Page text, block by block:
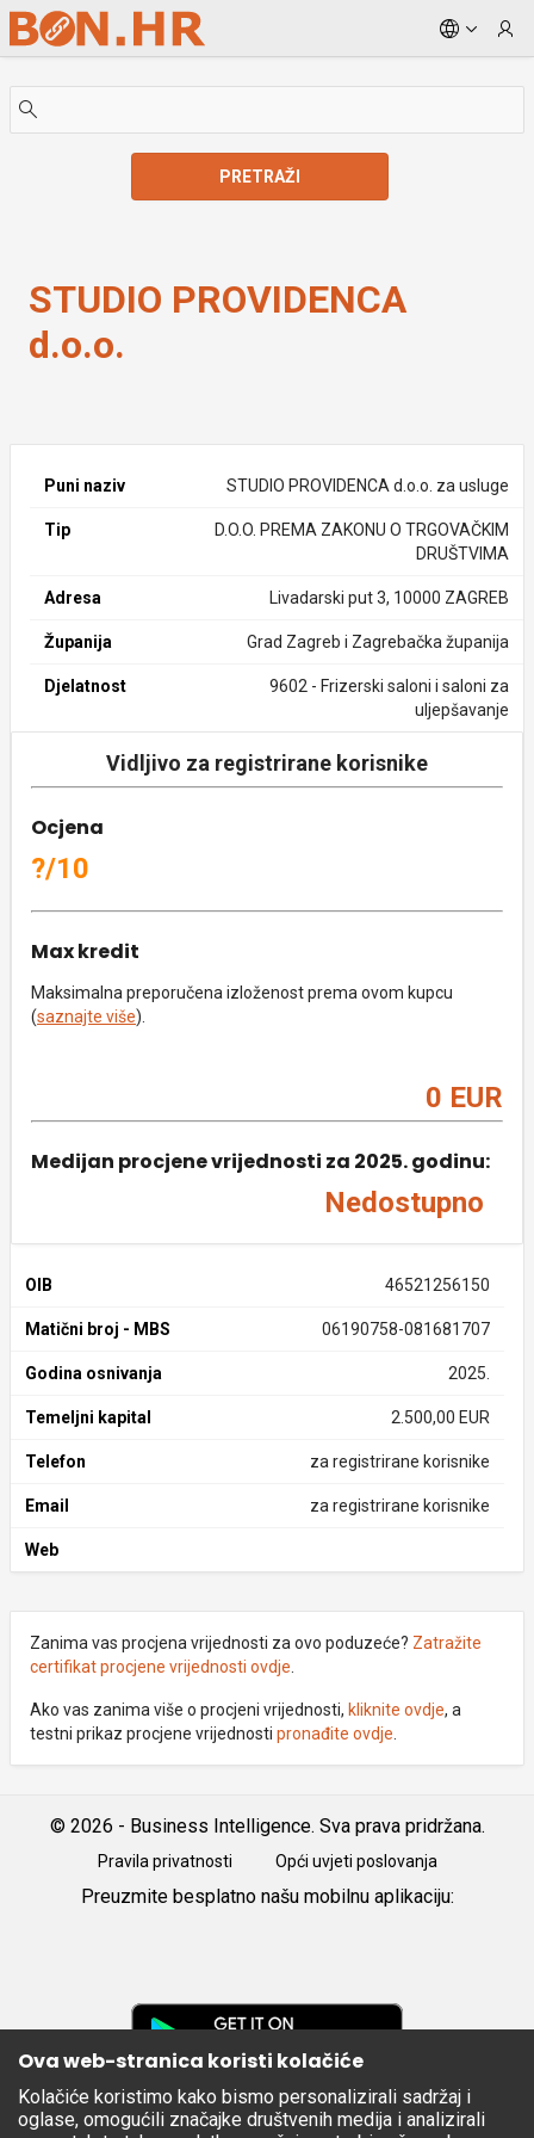
Skip to Main Content
PRETRAŽI
STUDIO PROVIDENCA
d.o.o.
Puni naziv STUDIO PROVIDENCA d.o.o. za usluge
Tip
D.O.O. PREMA ZAKONU O TRGOVAČKIM
DRUŠTVIMA
Adresa Livadarski put 3, 10000 ZAGREB
Županija Grad Zagreb i Zagrebačka županija
Djelatnost
9602 - Frizerski saloni i saloni za
uljepšavanje
Vidljivo za registrirane korisnike
Ocjena
?/10
Max kredit
Maksimalna preporučena izloženost prema ovom kupcu
(saznajte više).
0 EUR
Medijan procjene vrijednosti za 2025. godinu:
Nedostupno
OIB 46521256150
Matični broj - MBS 06190758-081681707
Godina osnivanja 2025.
Temeljni kapital 2.500,00 EUR
Telefon za registrirane korisnike
Email za registrirane korisnike
Web
Zanima vas procjena vrijednosti za ovo poduzeće? Zatražite
certifikat procjene vrijednosti ovdje
Ako vas zanima više o procjeni vrijednosti, kliknite ovdje, a
testni prikaz procjene vrijednosti pronađite ovdje
© 2026 - Business Intelligence. Sva prava pridržana.
Pravila privatnosti Opći uvjeti poslovanja
Preuzmite besplatno našu mobilnu aplikaciju:
Apple
Store
Ova web-stranica koristi kolačiće
Kolačiće koristimo kako bismo personalizirali sadržaj i
oglase, omogućili značajke društvenih medija i analizirali